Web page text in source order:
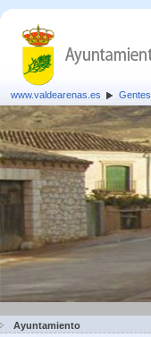
www.valdearenas.es Gentes
Ayuntamiento